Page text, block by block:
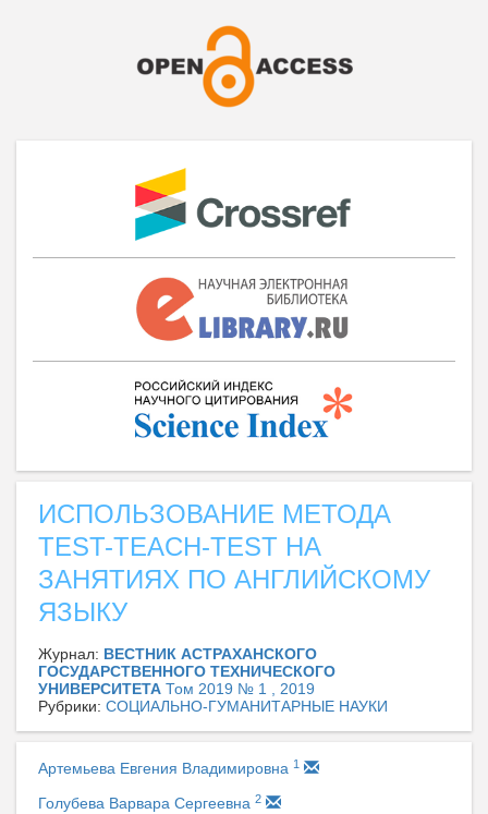
ИСПОЛЬЗОВАНИЕ МЕТОДА
TEST-TEACH-TEST НА
ЗАНЯТИЯХ ПО АНГЛИЙСКОМУ
ЯЗЫКУ
Журнал: ВЕСТНИК АСТРАХАНСКОГО
ГОСУДАРСТВЕННОГО ТЕХНИЧЕСКОГО
УНИВЕРСИТЕТА Том 2019 № 1 , 2019
Рубрики: СОЦИАЛЬНО-ГУМАНИТАРНЫЕ НАУКИ
Артемьева Евгения Владимировна 1
Голубева Варвара Сергеевна 2